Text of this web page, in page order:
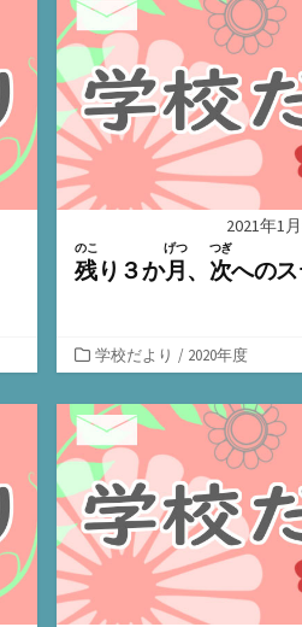
リ
ー
2021年1
残
のこ
り３か月
げつ
、 次
つぎ
への
カ
テ
ゴ
リ
ー
学校だより / 2020年度